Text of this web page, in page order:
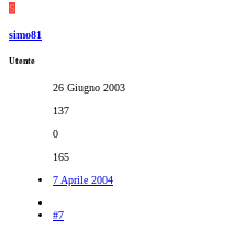
S
simo81
Utente
26 Giugno 2003
137
0
165
7 Aprile 2004
#7